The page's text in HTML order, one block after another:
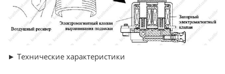
► Технические характеристики